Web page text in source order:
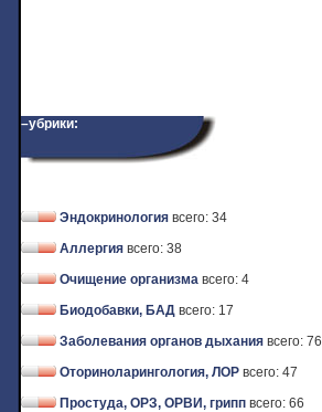
–убрики:
Эндокринология всего: 34
Аллергия всего: 38
Очищение организма всего: 4
Биодобавки, БАД всего: 17
Заболевания органов дыхания всего: 76
Оториноларингология, ЛОР всего: 47
Простуда, ОРЗ, ОРВИ, грипп всего: 66